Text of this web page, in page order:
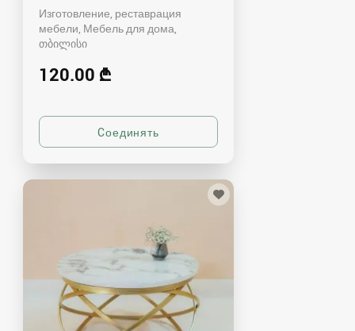
Изготовление, реставрация
мебели, Мебель для дома
თბილისი
120.00 ₾